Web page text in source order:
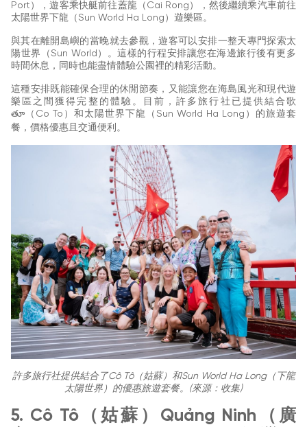
Port），遊客乘快艇前往蓋龍（Cai Rong），然後繼續乘汽車前往
太陽世界下龍（Sun World Ha Long）遊樂區。
與其在離開島嶼的當晚就去參觀，遊客可以安排一整天專門探索太
陽世界（Sun World）。這樣的行程安排讓您在海邊旅行後有更多
時間休息，同時也能盡情體驗公園裡的精彩活動。
這種安排既能確保合理的休閒節奏，又能讓您在海島風光和現代遊
樂區之間獲得完整的體驗。目前，許多旅行社已提供結合歌
తూ（Co To）和太陽世界下龍（Sun World Ha Long）的旅遊套
餐，價格優惠且交通便利。
許多旅行社提供結合了Cô Tô（姑蘇）和Sun World Ha Long（下龍
太陽世界）的優惠旅遊套餐。(來源：收集)
5. Cô Tô（姑蘇）Quảng Ninh（廣